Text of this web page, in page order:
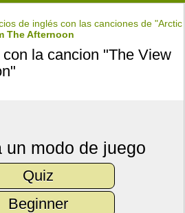
de inglés con las canciones de "Arctic
The Afternoon
la cancion "The View
un modo de juego
Quiz
Beginner